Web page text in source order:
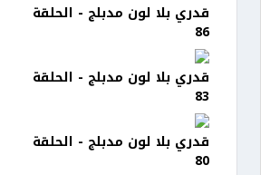
قدري بلا لون مدبلج - الحلقة
86
قدري بلا لون مدبلج - الحلقة
83
قدري بلا لون مدبلج - الحلقة
80